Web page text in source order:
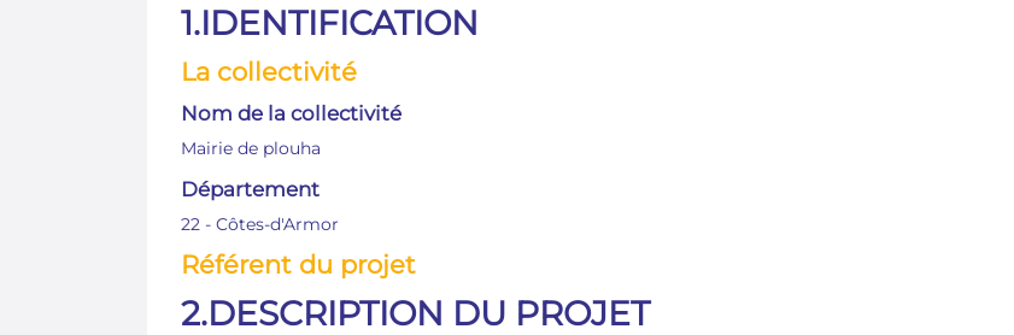
1.IDENTIFICATION
La collectivité
Nom de la collectivité
Mairie de plouha
Département
22 - Côtes-d'Armor
Référent du projet
2.DESCRIPTION DU PROJET